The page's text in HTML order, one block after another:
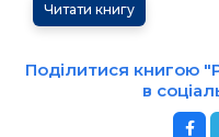
Читати книгу
Поділитися книгою
в